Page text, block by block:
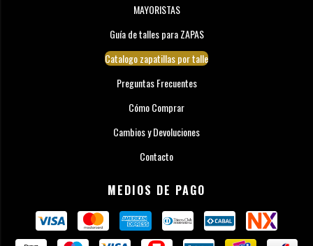
MAYORISTAS
Guía de talles para ZAPAS
Catalogo zapatillas por talle
Preguntas Frecuentes
Cómo Comprar
Cambios y Devoluciones
Contacto
MEDIOS DE PAGO